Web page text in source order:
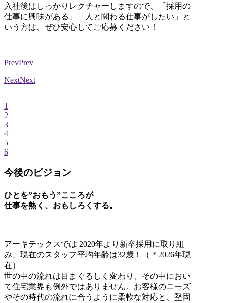
入社後はしっかりレクチャーしますので、「採用の
仕事に興味がある」「人と関わる仕事がしたい」と
いう方は、ぜひ安心してご応募ください！
PrevPrev
NextNext
1
2
3
4
5
6
今後のビジョン
ひとを”おもう”こころが
仕事を熱く、おもしろくする。
アーキテックスでは 2020年より新卒採用に取り組
み、現在のスタッフ平均年齢は32歳！（＊2026年現
在）
世の中の流れは目まぐるしく変わり、その中におい
て住宅業界も例外ではありません。お客様のニーズ
やその時代の流れに合うように柔軟な対応と、堅固